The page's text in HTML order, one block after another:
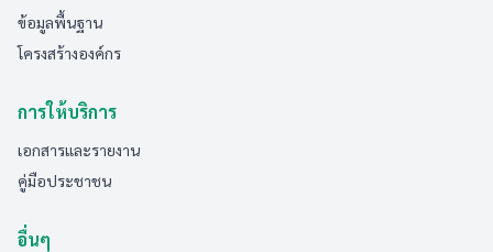
ข้อมูลพื้นฐาน
โครงสร้างองค์กร
การให้บริการ
เอกสารและรายงาน
คู่มือประชาชน
อื่นๆ